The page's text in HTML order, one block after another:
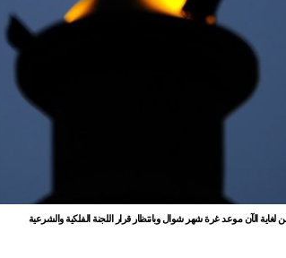
لغاية الآن موعد غرة شهر شوال وبانتظار قرار اللجنة الفلكية والشرعية